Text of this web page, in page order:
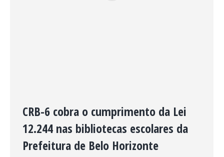
CRB-6 cobra o cumprimento da Lei
12.244 nas bibliotecas escolares da
Prefeitura de Belo Horizonte